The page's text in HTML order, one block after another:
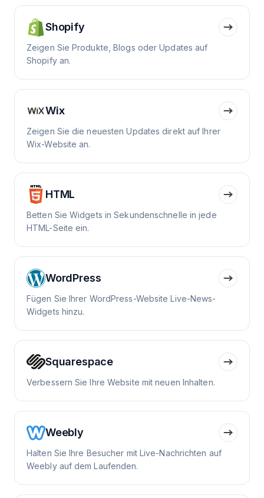
Shopify
Zeigen Sie Produkte, Blogs oder Updates auf
Shopify an.
Wix
Zeigen Sie die neuesten Updates direkt auf Ihrer
Wix-Website an.
HTML
Betten Sie Widgets in Sekundenschnelle in jede
HTML-Seite ein.
WordPress
Fügen Sie Ihrer WordPress-Website Live-News-
Widgets hinzu.
Squarespace
Verbessern Sie Ihre Website mit neuen Inhalten.
Weebly
Halten Sie Ihre Besucher mit Live-Nachrichten auf
Weebly auf dem Laufenden.